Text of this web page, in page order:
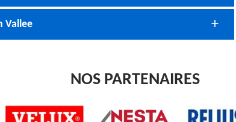
Vallee
NOS PARTENAIRES